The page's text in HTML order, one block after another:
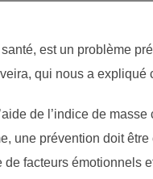
est un problème
qui nous a
de l’indice de
une prévention doit
de facteurs